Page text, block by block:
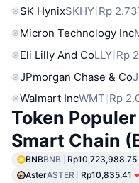
SK HynixSKHY Rp
Micron Technology Inc
Eli Lilly And CoLLY Rp
JPmorgan Chase & Co
Walmart IncWMT Rp
Token
Smart Chain
BNBBNB Rp10,723,988.75
AsterASTER Rp10,835.41